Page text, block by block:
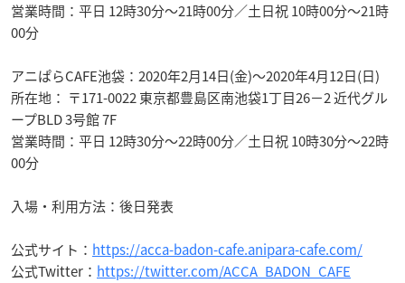
営業時間：平日 12時30分～21時00分／土日祝 10時00分～21時
00分
アニぱらCAFE池袋：2020年2月14日(金)～2020年4月12日(日)
所在地： 〒171-0022 東京都豊島区南池袋1丁目26−2 近代グル
ープBLD 3号館 7F
営業時間：平日 12時30分～22時00分／土日祝 10時30分～22時
00分
入場・利用方法：後日発表
公式サイト： https://acca-badon-cafe.anipara-cafe.com/
公式Twitter： https://twitter.com/ACCA_BADON_CAFE